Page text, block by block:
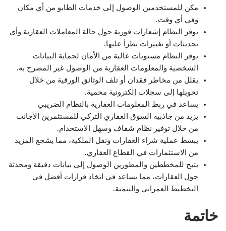
مكن للمستخدمين الوصول إلى خدمات الطابو من أي مكان
وفي أي وقت.
يوفر النظام إشعارات فورية حول حالة المعاملات العقارية وأي
تحديثات أو تغييرات تطرأ عليها.
يوفر النظام مستويات عالية من الأمان لحماية البيانات
الشخصية والمعلومات العقارية من الوصول غير المصرح به.
يقلل من مخاطر فقدان أو تلف الوثائق الورقية من خلال
تحويلها إلى سجلات إلكترونية محمية.
يساعد في ربط المعلومات العقارية بالنظام الضريبي
يزيد من جاذبية السوق العقاري التركي للمستثمرين الأجانب
من خلال توفير نظام شفاف وسهل الاستخدام.
يبسط عملية شراء العقارات ونقل الملكية، مما يشجع المزيد
من الاستثمارات في القطاع العقاري.
يتيح للمخططين والمطورين الوصول إلى بيانات دقيقة ومحدثة
حول العقارات، مما يساعد في اتخاذ قرارات أفضل في
التخطيط العمراني والتنمية.
خاتمة